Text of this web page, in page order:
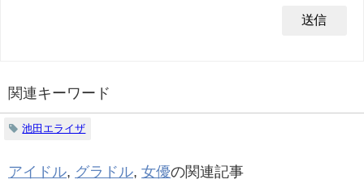
関連キーワード
池田エライザ
アイドル, グラドル, 女優の関連記事